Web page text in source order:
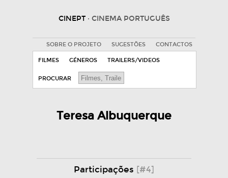
CINEPT · CINEMA PORTUGUÊS
SOBRE O PROJETO SUGESTÕES CONTACTOS
FILMES GÉNEROS TRAILERS/VIDEOS
PROCURAR
Teresa Albuquerque
Participações [#4]